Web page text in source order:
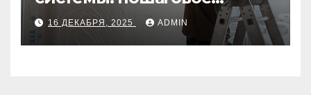
руководство
16 ДЕКАБРЯ, 2025 ADMIN